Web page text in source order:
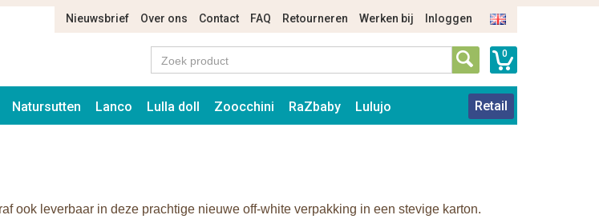
Nieuwsbrief Over ons Contact FAQ Retourneren Werken bij Inloggen
0
Natursutten Lanco Lulla doll Zoocchini RaZbaby Lulujo Retail
ook leverbaar in deze prachtige nieuwe off-white verpakking in een stevige karton.